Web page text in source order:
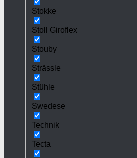
Stokke
Stoll Giroflex
Stouby
Strässle
Stühle
Swedese
Technik
Tecta